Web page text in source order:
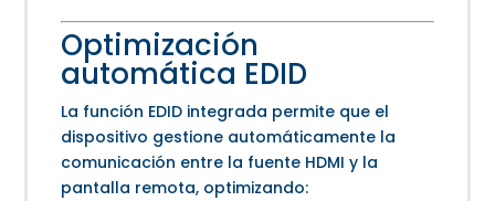
Optimización
automática EDID
La función EDID integrada permite que el
dispositivo gestione automáticamente la
comunicación entre la fuente HDMI y la
pantalla remota, optimizando: